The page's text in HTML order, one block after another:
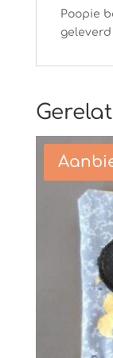
Poopie
geleverd